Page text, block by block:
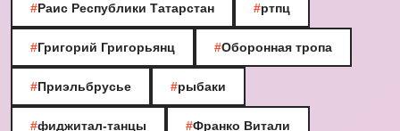
#Раис Республики Татарстан #ртпц
#Григорий Григорьянц #Оборонная тропа
#Приэльбрусье #рыбаки
#фиджитал-танцы #Франко Витали